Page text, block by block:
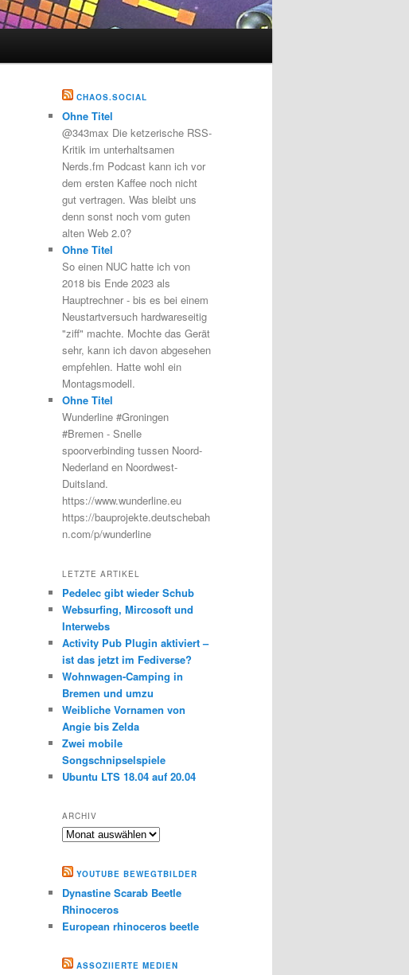
CHAOS.SOCIAL
Ohne Titel
@343max Die ketzerische RSS-
Kritik im unterhaltsamen
Nerds.fm Podcast kann ich vor
dem ersten Kaffee noch nicht
gut vertragen. Was bleibt uns
denn sonst noch vom guten
alten Web 2.0?
Ohne Titel
So einen NUC hatte ich von
2018 bis Ende 2023 als
Hauptrechner - bis es bei einem
Neustartversuch hardwareseitig
"ziff" machte. Mochte das Gerät
sehr, kann ich davon abgesehen
empfehlen. Hatte wohl ein
Montagsmodell.
Ohne Titel
Wunderline #Groningen
#Bremen - Snelle
spoorverbinding tussen Noord-
Nederland en Noordwest-
Duitsland.
https://www.wunderline.eu
https://bauprojekte.deutschebah
n.com/p/wunderline
LETZTE ARTIKEL
Pedelec gibt wieder Schub
Websurfing, Mircosoft und
Interwebs
Activity Pub Plugin aktiviert –
ist das jetzt im Fediverse?
Wohnwagen-Camping in
Bremen und umzu
Weibliche Vornamen von
Angie bis Zelda
Zwei mobile
Songschnipselspiele
Ubuntu LTS 18.04 auf 20.04
ARCHIV
Archiv
YOUTUBE BEWEGTBILDER
Dynastine Scarab Beetle
Rhinoceros
European rhinoceros beetle
ASSOZIIERTE MEDIEN